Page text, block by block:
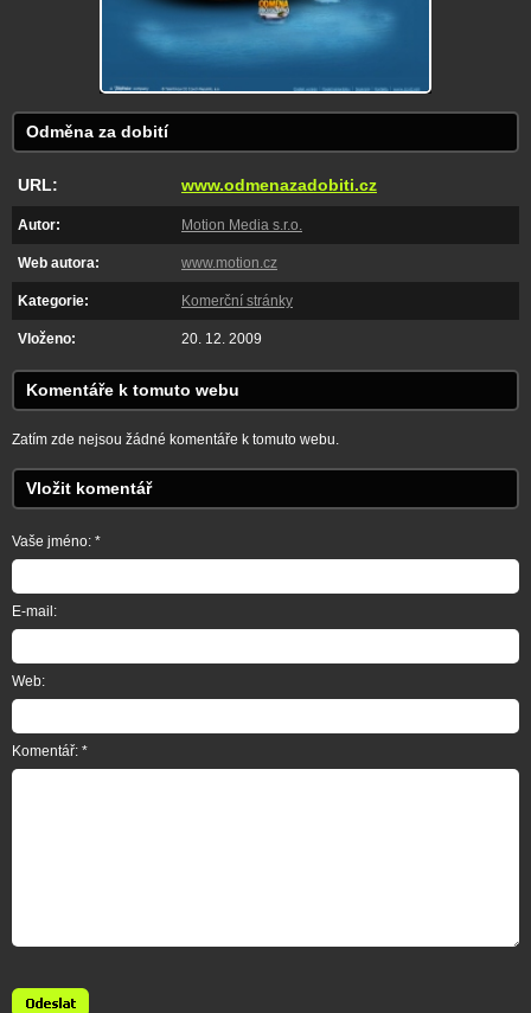
Odměna za dobití
URL: www.odmenazadobiti.cz
Autor: Motion Media s.r.o.
Web autora: www.motion.cz
Kategorie: Komerční stránky
Vloženo: 20. 12. 2009
Komentáře k tomuto webu
Zatím zde nejsou žádné komentáře k tomuto webu.
Vložit komentář
Vaše jméno: *
E-mail:
Web:
Komentář: *